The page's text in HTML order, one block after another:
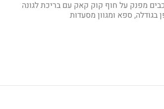
5 כוכבים מפנק על חוף קוק קאק עם בריכת לגונה
בגודלה, ספא ומגוון מסעדות